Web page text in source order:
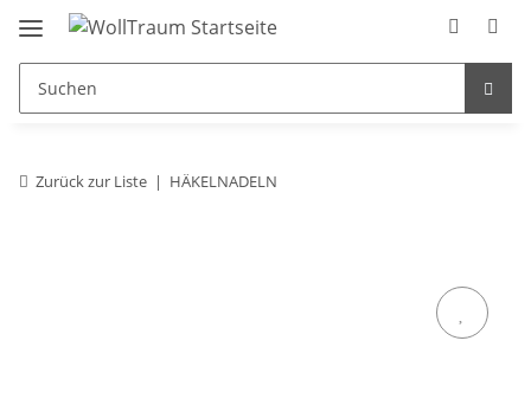
Zurück zur Liste HÄKELNADELN